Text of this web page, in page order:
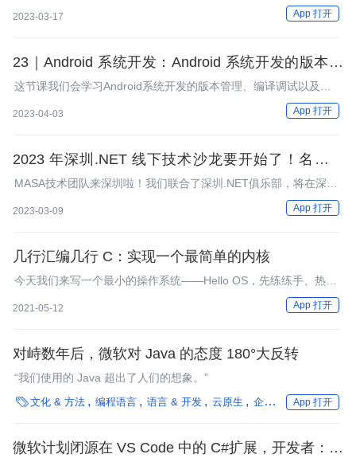
2023-03-17 App 打开
23｜Android 系统开发：Android 系统开发的版本管
理、编译与自动化测试
这节课我们会学习Android系统开发的版本管理、编译调试以及相
关的自动化测试等实践，了解引入这些工具及实践的目的。
2023-04-03 App 打开
2023 年深圳.NET 线下技术沙龙要开始了！名额有
限，报名从速
MASA技术团队来深圳啦！我们联合了深圳.NET俱乐部，将在深圳
市举办一场.NET线下技术沙龙，为.NET开发者创造一次交流学习
的契机，我们邀请到的几位技术大咖，将会围绕各自的主题向大家
2023-03-09 App 打开
几行汇编几行 C：实现一个最简单的内核
今天我们来写一个最小的操作系统——Hello OS，先练练手、热热
2021-05-12 App 打开
对峙数年后，微软对 Java 的态度 180°大反转
“我们使用的 Java 超出了人们的想象。”
文化 & 方法 编程语言 语言 & 开发 云原生 企业动态 微软
App 打开
微软计划闭源在 VS Code 中的 C#扩展，开发者：无